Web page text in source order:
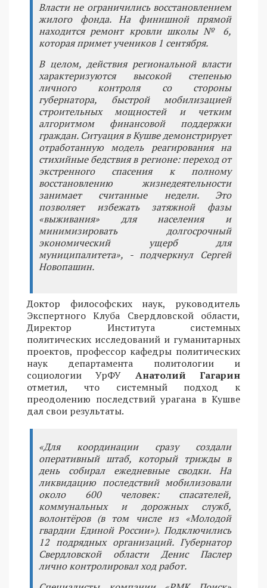
Власти не ограничились восстановлением
жилого фонда. На финишной прямой
находится ремонт кровли школы № 6,
которая примет учеников 1 сентября.
В целом, действия региональной власти
характеризуются высокой степенью
личного контроля со стороны
губернатора, быстрой мобилизацией
строительных мощностей и четким
алгоритмом финансовой поддержки
граждан. Ситуация в Кушве демонстрирует
отработанную модель реагирования на
стихийные бедствия в регионе: переход от
экстренного спасения к полному
восстановлению жизнедеятельности
занимает считанные недели. Это
позволяет избежать затяжной фазы
«выживания» для населения и
минимизировать долгосрочный
экономический ущерб для
муниципалитета», - подчеркнул Сергей
Новопашин.
Доктор философских наук, руководитель
Экспертного Клуба Свердловской области,
Директор Института системных
политических исследований и гуманитарных
проектов, профессор кафедры политических
наук департамента политологии и
социологии УрФУ Анатолий Гагарин
отметил, что системный подход к
преодолению последствий урагана в Кушве
дал свои результаты.
«Для координации сразу создали
оперативный штаб, который трижды в
день собирал ежедневные сводки. На
ликвидацию последствий мобилизовали
около 600 человек: спасателей,
коммунальных и дорожных служб,
волонтёров (в том числе из «Молодой
гвардии Единой России»). Подключились
12 подрядных организаций. Губернатор
Свердловской области Денис Паслер
лично контролировал ход работ.